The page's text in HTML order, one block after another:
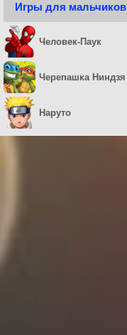
Игры для мальчиков
Человек-Паук
Черепашка Ниндзя
Наруто